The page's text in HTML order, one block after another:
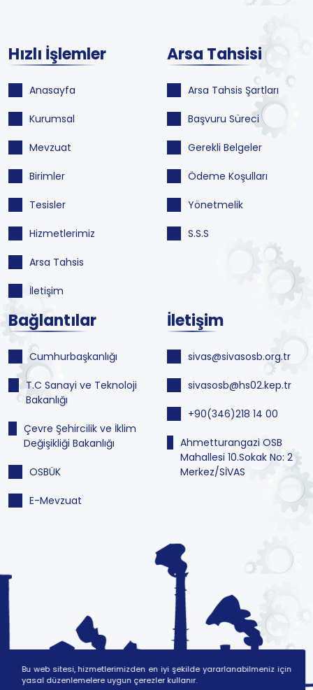
Hızlı İşlemler
Anasayfa
Kurumsal
Mevzuat
Birimler
Tesisler
Hizmetlerimiz
Arsa Tahsis
İletişim
Arsa Tahsisi
Arsa Tahsis Şartları
Başvuru Süreci
Gerekli Belgeler
Ödeme Koşulları
Yönetmelik
S.S.S
Bağlantılar
Cumhurbaşkanlığı
T.C Sanayi ve Teknoloji
Bakanlığı
Çevre Şehircilik ve İklim
Değişikliği Bakanlığı
OSBÜK
E-Mevzuat
İletişim
sivas@sivasosb.org.tr
sivasosb@hs02.kep.tr
+90(346)218 14 00
Ahmetturangazi OSB
Mahallesi 10.Sokak No: 2
Merkez/SİVAS
Bu web sitesi, hizmetlerimizden en iyi şekilde yararlanabilmeniz için
yasal düzenlemelere uygun çerezler kullanır.